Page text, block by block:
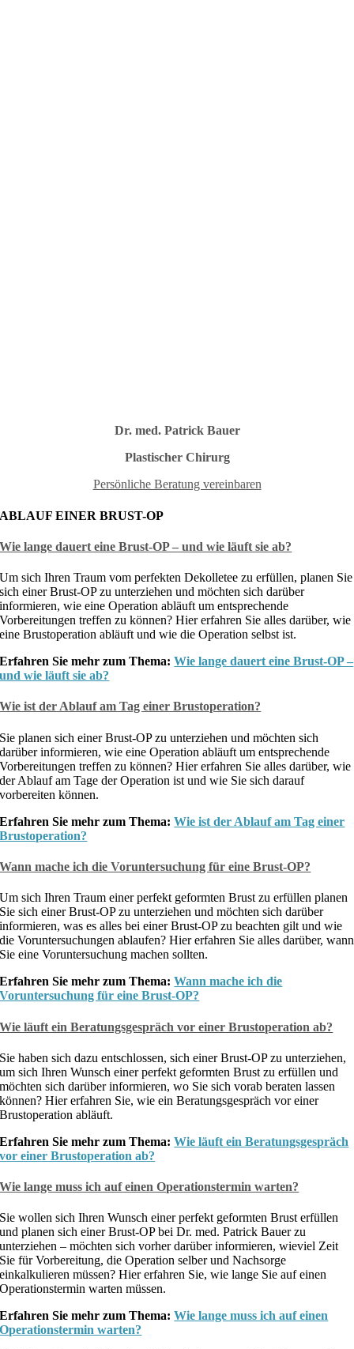
Dr. med. Patrick Bauer
Plastischer Chirurg
Persönliche Beratung vereinbaren
ABLAUF EINER BRUST-OP
Wie lange dauert eine Brust-OP – und wie läuft sie ab?
Um sich Ihren Traum vom perfekten Dekolletee zu erfüllen, planen Sie
sich einer Brust-OP zu unterziehen und möchten sich darüber
informieren, wie eine Operation abläuft um entsprechende
Vorbereitungen treffen zu können? Hier erfahren Sie alles darüber, wie
eine Brustoperation abläuft und wie die Operation selbst ist.
Erfahren Sie mehr zum Thema:Wie lange dauert eine Brust-OP –
und wie läuft sie ab?
Wie ist der Ablauf am Tag einer Brustoperation?
Sie planen sich einer Brust-OP zu unterziehen und möchten sich
darüber informieren, wie eine Operation abläuft um entsprechende
Vorbereitungen treffen zu können? Hier erfahren Sie alles darüber, wie
der Ablauf am Tage der Operation ist und wie Sie sich darauf
vorbereiten können.
Erfahren Sie mehr zum Thema:Wie ist der Ablauf am Tag einer
Brustoperation?
Wann mache ich die Voruntersuchung für eine Brust-OP?
Um sich Ihren Traum einer perfekt geformten Brust zu erfüllen planen
Sie sich einer Brust-OP zu unterziehen und möchten sich darüber
informieren, was es alles bei einer Brust-OP zu beachten gilt und wie
die Voruntersuchungen ablaufen? Hier erfahren Sie alles darüber, wann
Sie eine Voruntersuchung machen sollten.
Erfahren Sie mehr zum Thema:Wann mache ich die
Voruntersuchung für eine Brust-OP?
Wie läuft ein Beratungsgespräch vor einer Brustoperation ab?
Sie haben sich dazu entschlossen, sich einer Brust-OP zu unterziehen,
um sich Ihren Wunsch einer perfekt geformten Brust zu erfüllen und
möchten sich darüber informieren, wo Sie sich vorab beraten lassen
können? Hier erfahren Sie, wie ein Beratungsgespräch vor einer
Brustoperation abläuft.
Erfahren Sie mehr zum Thema:Wie läuft ein Beratungsgespräch
vor einer Brustoperation ab?
Wie lange muss ich auf einen Operationstermin warten?
Sie wollen sich Ihren Wunsch einer perfekt geformten Brust erfüllen
und planen sich einer Brust-OP bei Dr. med. Patrick Bauer zu
unterziehen – möchten sich vorher darüber informieren, wieviel Zeit
Sie für Vorbereitung, die Operation selber und Nachsorge
einkalkulieren müssen? Hier erfahren Sie, wie lange Sie auf einen
Operationstermin warten müssen.
Erfahren Sie mehr zum Thema:Wie lange muss ich auf einen
Operationstermin warten?